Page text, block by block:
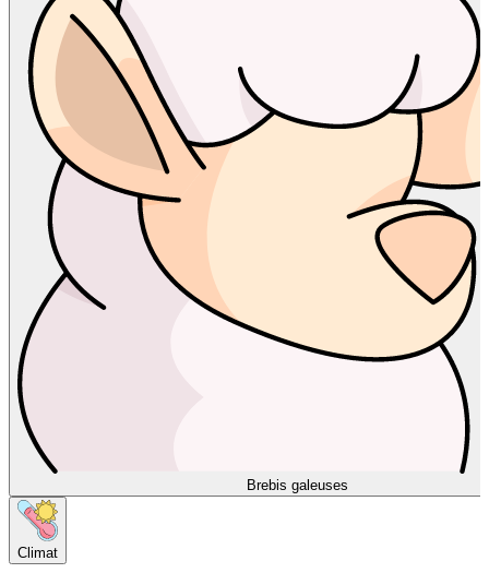
Brebis galeuses
Climat